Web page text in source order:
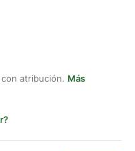
atribución. Más